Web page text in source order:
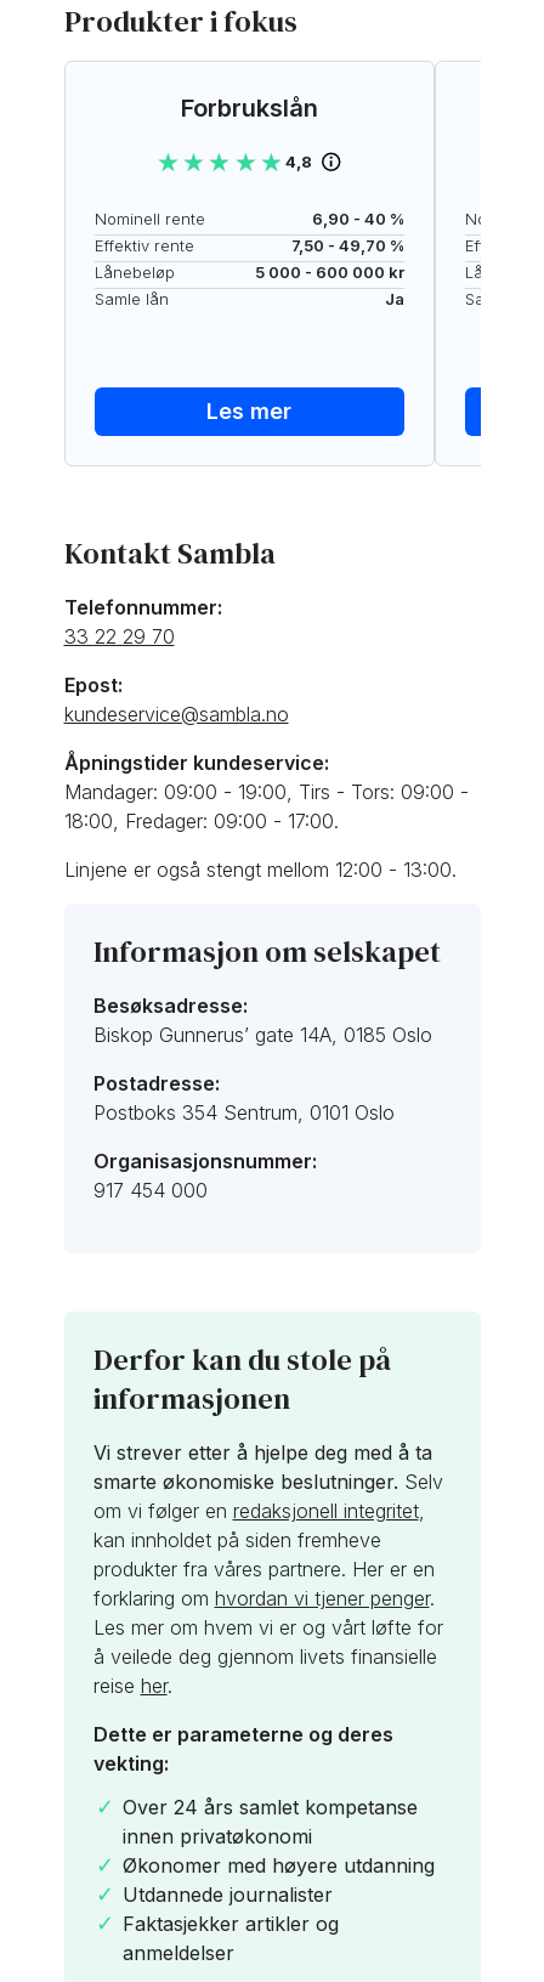
Produkter i fokus
Forbrukslån
★★★★★
★★★★★ 4,8
Nominell rente
6,90 - 40 %
Effektiv rente
7,50 - 49,70 %
Lånebeløp
5 000 - 600 000 kr
Samle lån
Ja
Les mer
Nominell
Effektiv
Lånebeløp
Samle lån
Kontakt Sambla
Telefonnummer:
33 22 29 70
Epost:
kundeservice@sambla.no
Åpningstider kundeservice:
Mandager: 09:00 - 19:00, Tirs - Tors: 09:00 -
18:00, Fredager: 09:00 - 17:00.
Linjene er også stengt mellom 12:00 - 13:00.
Informasjon om selskapet
Besøksadresse:
Biskop Gunnerus’ gate 14A, 0185 Oslo
Postadresse:
Postboks 354 Sentrum, 0101 Oslo
Organisasjonsnummer:
917 454 000
Derfor kan du stole på
informasjonen
Vi strever etter å hjelpe deg med å ta
smarte økonomiske beslutninger. Selv
om vi følger en redaksjonell integritet,
kan innholdet på siden fremheve
produkter fra våres partnere. Her er en
forklaring om hvordan vi tjener penger.
Les mer om hvem vi er og vårt løfte for
å veilede deg gjennom livets finansielle
reise her.
Dette er parameterne og deres
vekting:
Over 24 års samlet kompetanse
innen privatøkonomi
Økonomer med høyere utdanning
Utdannede journalister
Faktasjekker artikler og
anmeldelser